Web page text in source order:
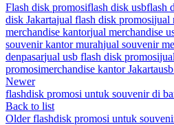
Flash disk promosiflash disk usbflash
disk Jakartajual flash disk promosijual
merchandise kantorjual merchandise
souvenir kantor murahjual souvenir
denpasarjual usb flash disk promosi
promosimerchandise kantor Jakarta
Newer
flashdisk promosi untuk souvenir di
Back to list
Older flashdisk promosi untuk